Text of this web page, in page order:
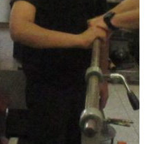
Tyto
soubory
cookie
nejsou
volitelné.
Jsou
nezbytné